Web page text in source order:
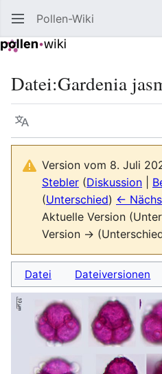
Pollen-Wiki
Datei:Gardenia
Sprache
Version vom 8. Juli
Stebler (Diskussion
(Unterschied) ←
Aktuelle Version
Version →
Datei Dateiversionen